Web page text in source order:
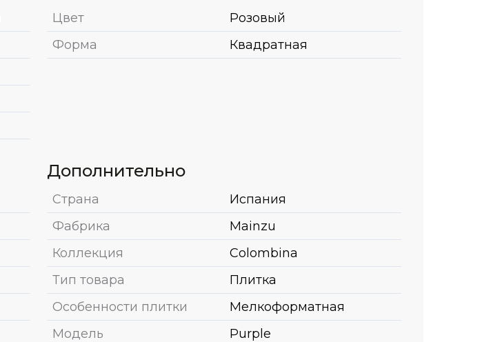
Цвет
Розовый
Форма
Квадратная
Дополнительно
Страна
Испания
Фабрика
Mainzu
Коллекция
Colombina
Тип товара
Плитка
Особенности плитки
Мелкоформатная
Модель
Purple